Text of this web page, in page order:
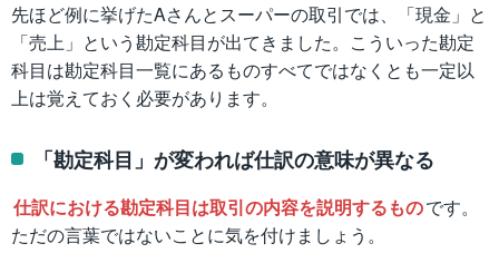
先ほど例に挙げたAさんとスーパーの取引では、「現金」と
「売上」という勘定科目が出てきました。こういった勘定
科目は勘定科目一覧にあるものすべてではなくとも一定以
上は覚えておく必要があります。
「勘定科目」が変われば仕訳の意味が異なる
仕訳における勘定科目は取引の内容を説明するものです。
ただの言葉ではないことに気を付けましょう。